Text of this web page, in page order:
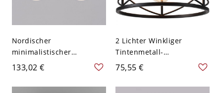
Nordischer
minimalistischer
Deckenleuchte mit
Opalglasschirmen -
Milchkaffee-Farbe 110V-
133,02 €
2 Lichter Winkliger
Tintenmetall-
Deckenstrahler mit
Glasschirm,
LED/Glühlampe/Leuchtsto
75,55 €